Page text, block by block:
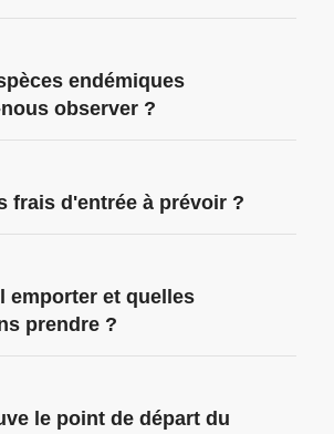
endémiques
observer ?
frais d'entrée à prévoir ?
emporter et quelles
prendre ?
le point de départ du